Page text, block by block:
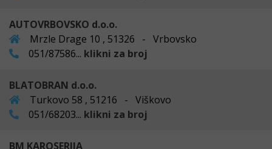
AUTOVRBOVSKO d.o.o.
Mrzle Drage 10 , 51326 - Vrbovsko
051/87586... klikni za broj
BLATOBRAN d.o.o.
Turkovo 58 , 51216 - Viškovo
051/68203... klikni za broj
BM KAROSERIJA